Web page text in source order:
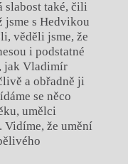
slabost také, čili
s Hedvikou
věděli jsme, že
i podstatné
jak Vladimír
a obřadně ji
se něco
umělci
Vidíme, že umění